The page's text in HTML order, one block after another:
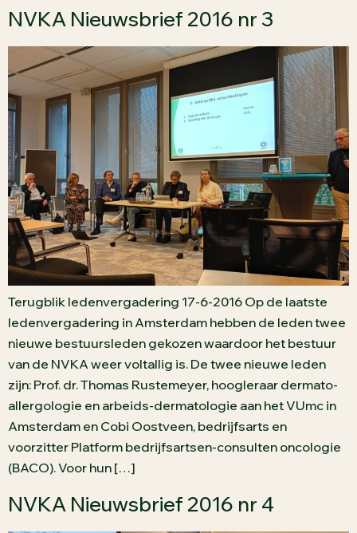
NVKA Nieuwsbrief 2016 nr 3
Terugblik ledenvergadering 17-6-2016 Op de laatste
ledenvergadering in Amsterdam hebben de leden twee
nieuwe bestuursleden gekozen waardoor het bestuur
van de NVKA weer voltallig is. De twee nieuwe leden
zijn: Prof. dr. Thomas Rustemeyer, hoogleraar dermato-
allergologie en arbeids-dermatologie aan het VUmc in
Amsterdam en Cobi Oostveen, bedrijfsarts en
voorzitter Platform bedrijfsartsen-consulten oncologie
(BACO). Voor hun […]
NVKA Nieuwsbrief 2016 nr 4